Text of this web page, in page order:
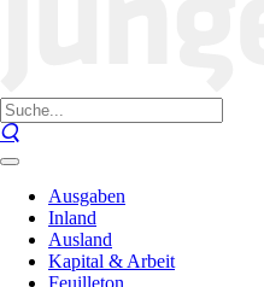
Ausgaben
Inland
Ausland
Kapital & Arbeit
Feuilleton